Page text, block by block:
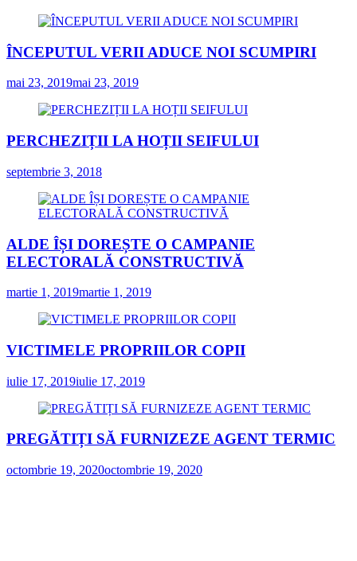
ÎNCEPUTUL VERII ADUCE NOI SCUMPIRI
mai 23, 2019mai 23, 2019
PERCHEZIȚII LA HOȚII SEIFULUI
septembrie 3, 2018
ALDE ÎȘI DOREȘTE O CAMPANIE
ELECTORALĂ CONSTRUCTIVĂ
martie 1, 2019martie 1, 2019
VICTIMELE PROPRIILOR COPII
iulie 17, 2019iulie 17, 2019
PREGĂTIȚI SĂ FURNIZEZE AGENT TERMIC
octombrie 19, 2020octombrie 19, 2020